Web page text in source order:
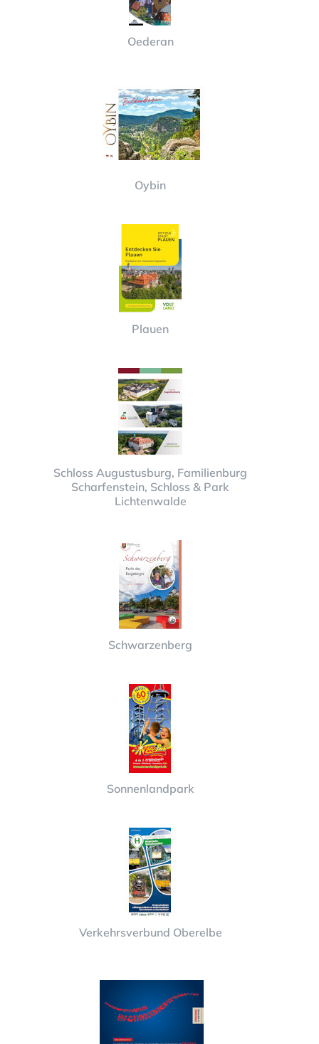
Oederan
Oybin
Plauen
Schloss Augustusburg, Familienburg
Scharfenstein, Schloss & Park
Lichtenwalde
Schwarzenberg
Sonnenlandpark
Verkehrsverbund Oberelbe